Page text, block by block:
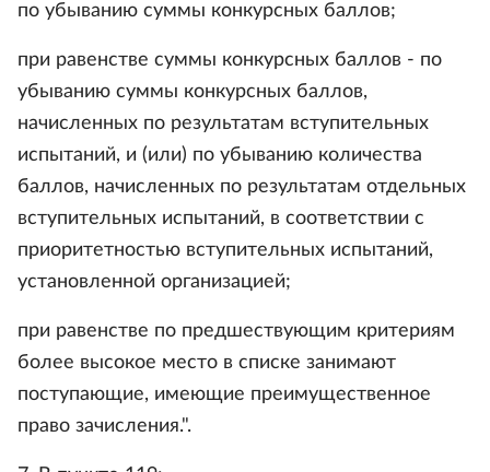
по убыванию суммы конкурсных баллов;
при равенстве суммы конкурсных баллов - по
убыванию суммы конкурсных баллов,
начисленных по результатам вступительных
испытаний, и (или) по убыванию количества
баллов, начисленных по результатам отдельных
вступительных испытаний, в соответствии с
приоритетностью вступительных испытаний,
установленной организацией;
при равенстве по предшествующим критериям
более высокое место в списке занимают
поступающие, имеющие преимущественное
право зачисления.".